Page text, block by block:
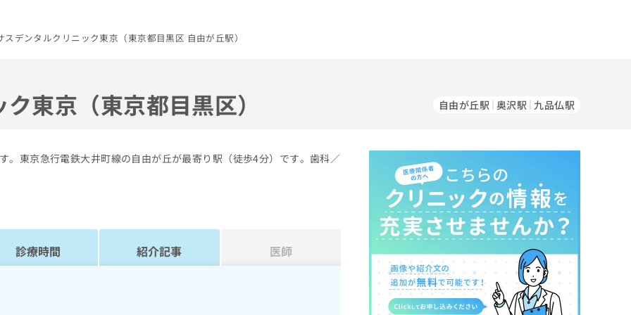
スデンタルクリニック東京（東京都目黒区 自由が丘駅）
東京（東京都目黒区） 自由が丘駅 奥沢駅 九品仏駅
。東京急行電鉄大井町線の自由が丘が最寄り駅（徒歩4分）です。歯科／
診療時間 紹介記事 医師